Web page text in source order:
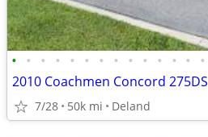
• • • • • • • • • • • • • •
2010 Coachmen Concord 275DS
7/28 50k mi Deland